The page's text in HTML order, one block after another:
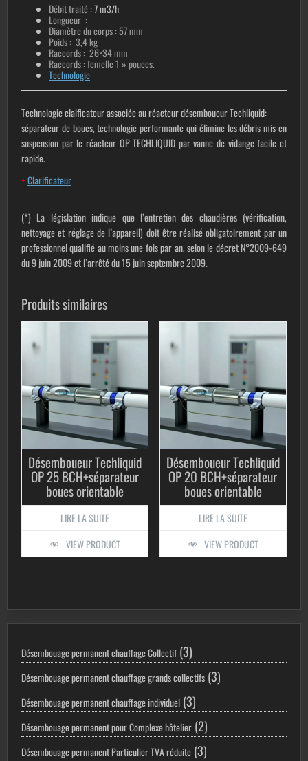
Débit traité :7 m3/h
Longueur :
Diamètre du corps : 57 mm
Poids : 3,4 kg
Raccords : 26×34 mm
Raccords : femelle 1 » pouces.
Technologie
Technologie claificateur associée au réacteur désemboueur Techliquid:
séparateur de boues, technologie performante qui élimine les débris mis en
suspension par le réacteur OP TECHLIQUID par vanne de vidange facile et
rapide.
+Clarificateur
(*) La législation indique que l’entretien des chaudières (vérification,
nettoyage et réglage de l’appareil) doit être réalisé obligatoirement par un
professionnel qualifié au moins une fois par an, selon le décret N°2009-649
du 9 juin 2009 et l’arrêté du 15 juin septembre 2009.
Produits similaires
Désemboueur Techliquid
OP 25 BCH+séparateur
boues orientable
LIRE LA SUITE
VIEW PRODUCT
Désemboueur Techliquid
OP 20 BCH+séparateur
boues orientable
LIRE LA SUITE
VIEW PRODUCT
Désembouage permanent chauffage Collectif 33
produits
Désembouage permanent chauffage grands collectifs 33
produits
Désembouage permanent chauffage individuel 33
produits
Désembouage permanent pour Complexe hôtelier 22
produits
Désembouage permanent Particulier TVA réduite 33